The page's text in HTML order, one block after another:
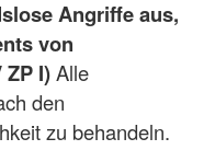
Angriffe aus,
von
ZP I)Alle
den
zu behandeln.